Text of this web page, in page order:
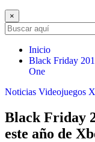
×
Inicio
Black Friday
One
Noticias Videojuegos
Black Friday
este año de